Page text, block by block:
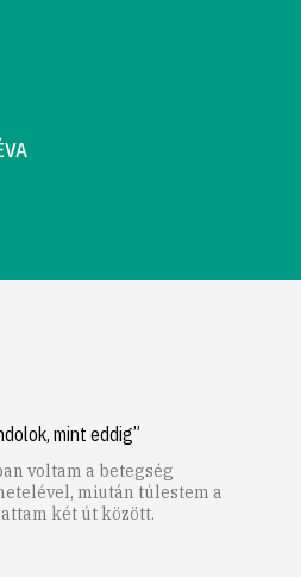
mint eddig”
voltam a betegség
miután túlestem a
két út között.